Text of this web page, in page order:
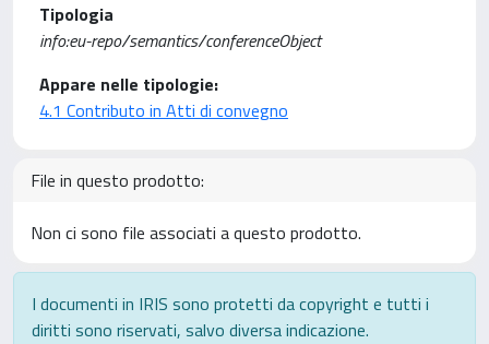
Tipologia
info:eu-repo/semantics/conferenceObject
Appare nelle tipologie:
4.1 Contributo in Atti di convegno
File in questo prodotto:
Non ci sono file associati a questo prodotto.
I documenti in IRIS sono protetti da copyright e tutti i
diritti sono riservati, salvo diversa indicazione.